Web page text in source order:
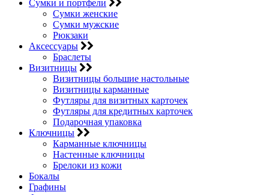
Сумки и портфели
Сумки женские
Сумки мужские
Рюкзаки
Аксессуары
Браслеты
Визитницы
Визитницы большие настольные
Визитницы карманные
Футляры для визитных карточек
Футляры для кредитных карточек
Подарочная упаковка
Ключницы
Карманные ключницы
Настенные ключницы
Брелоки из кожи
Бокалы
Графины